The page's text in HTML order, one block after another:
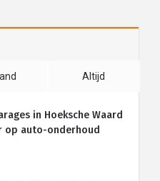
Altijd
in Hoeksche Waard
op auto-onderhoud